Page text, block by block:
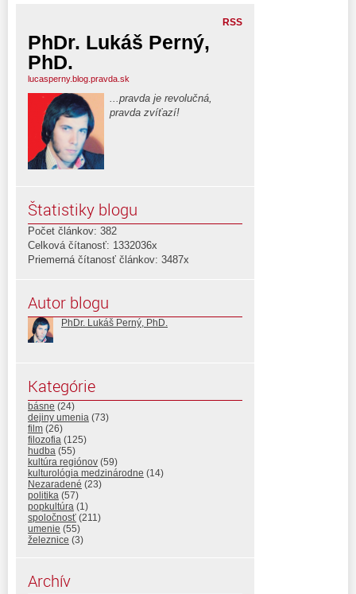
RSS
PhDr. Lukáš Perný,
PhD.
lucasperny.blog.pravda.sk
...pravda je revolučná,
pravda zvíťazí!
Štatistiky blogu
Počet článkov: 382
Celková čítanosť: 1332036x
Priemerná čítanosť článkov: 3487x
Autor blogu
PhDr. Lukáš Perný, PhD.
Kategórie
básne (24)
dejiny umenia (73)
film (26)
filozofia (125)
hudba (55)
kultúra regiónov (59)
kulturológia medzinárodne (14)
Nezaradené (23)
politika (57)
popkultúra (1)
spoločnosť (211)
umenie (55)
železnice (3)
Archív